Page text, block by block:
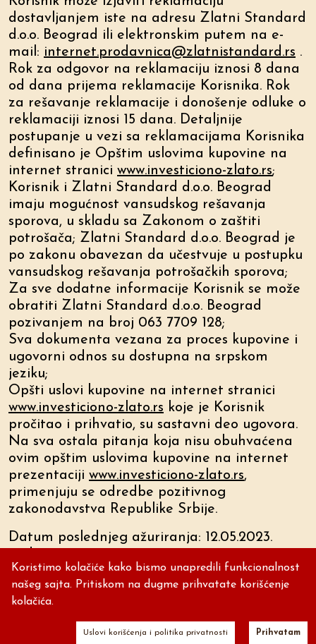
dostavljanjem iste na adresu Zlatni Standard
d.o.o. Beograd ili elektronskim putem na e-
mail: internet.prodavnica@zlatnistandard.rs .
Rok za odgovor na reklamaciju iznosi 8 dana
od dana prijema reklamacije Korisnika. Rok
za rešavanje reklamacije i donošenje odluke o
reklamaciji iznosi 15 dana. Detaljnije
postupanje u vezi sa reklamacijama Korisnika
definisano je Opštim uslovima kupovine na
internet stranici www.investiciono-zlato.rs;
Korisnik i Zlatni Standard d.o.o. Beograd
imaju mogućnost vansudskog rešavanja
sporova, u skladu sa Zakonom o zaštiti
potrošača; Zlatni Standard d.o.o. Beograd je
po zakonu obavezan da učestvuje u postupku
vansudskog rešavanja potrošačkih sporova;
Za sve dodatne informacije Korisnik se može
obratiti Zlatni Standard d.o.o. Beograd
pozivanjem na broj 063 7709 128;
Sva dokumenta vezana za proces kupovine i
ugovorni odnos su dostupna na srpskom
jeziku;
Opšti uslovi kupovine na internet stranici
www.investiciono-zlato.rs koje je Korisnik
pročitao i prihvatio, su sastavni deo ugovora.
Na sva ostala pitanja koja nisu obuhvaćena
ovim opštim uslovima kupovine na internet
prezentaciji www.investiciono-zlato.rs,
primenjuju se odredbe pozitivnog
zakonodavstva Republike Srbije.
Datum poslednjeg ažuriranja: 12.05.2023.
Ako ste negde pronašli povoljniju
Koristimo kolačiće kako bismo unapredili funkcionalnost
našeg sajta. Pritiskom na dugme prihvatate korišćenje
kolačića.
Uslovi korišćenja i politika privatnosti Prihvatam